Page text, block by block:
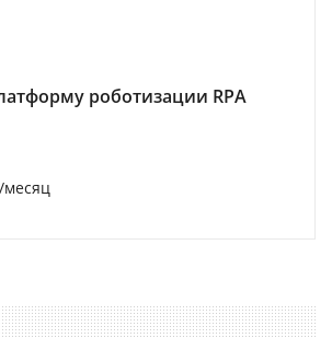
роботизации RPA
месяц